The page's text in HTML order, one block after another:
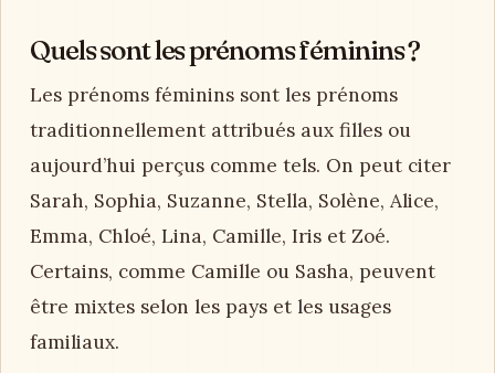
Quels sont les prénoms féminins ?
Les prénoms féminins sont les prénoms
traditionnellement attribués aux filles ou
aujourd’hui perçus comme tels. On peut citer
Sarah, Sophia, Suzanne, Stella, Solène, Alice,
Emma, Chloé, Lina, Camille, Iris et Zoé.
Certains, comme Camille ou Sasha, peuvent
être mixtes selon les pays et les usages
familiaux.